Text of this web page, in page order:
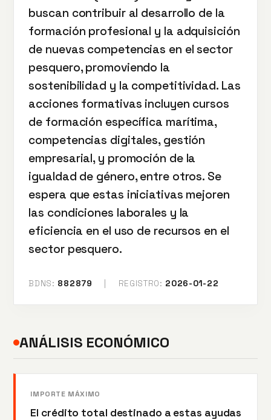
buscan contribuir al desarrollo de la
formación profesional y la adquisición
de nuevas competencias en el sector
pesquero, promoviendo la
sostenibilidad y la competitividad. Las
acciones formativas incluyen cursos
de formación específica marítima,
competencias digitales, gestión
empresarial, y promoción de la
igualdad de género, entre otros. Se
espera que estas iniciativas mejoren
las condiciones laborales y la
eficiencia en el uso de recursos en el
sector pesquero.
BDNS: 882879 REGISTRO: 2026-01-22
ANÁLISIS ECONÓMICO
IMPORTE MÁXIMO
El crédito total destinado a estas ayudas